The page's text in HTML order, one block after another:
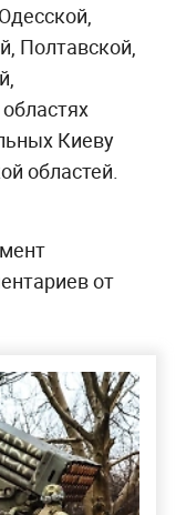
Полтавской,
Киеву
областей.
от